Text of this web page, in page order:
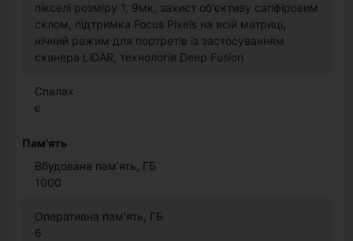
пікселі розміру 1, 9мк, захист об'єктиву сапфіровим
склом, підтримка Focus Pixels на всій матриці,
нічний режим для портретів із застосуванням
сканера LiDAR, технологія Deep Fusion
Спалах
є
Пам'ять
Вбудована пам'ять, ГБ
1000
Оперативна пам'ять, ГБ
6